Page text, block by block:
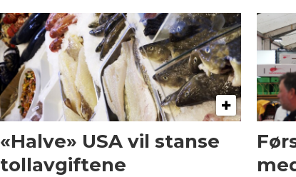
«Halve» USA vil stanse
tollavgiftene